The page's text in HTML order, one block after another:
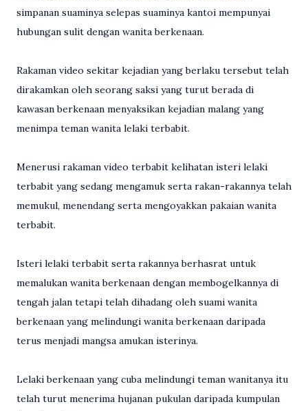
simpanan suaminya selepas suaminya kantoi mempunyai
hubungan sulit dengan wanita berkenaan.
Rakaman video sekitar kejadian yang berlaku tersebut telah
dirakamkan oleh seorang saksi yang turut berada di
kawasan berkenaan menyaksikan kejadian malang yang
menimpa teman wanita lelaki terbabit.
Menerusi rakaman video terbabit kelihatan isteri lelaki
terbabit yang sedang mengamuk serta rakan-rakannya telah
memukul, menendang serta mengoyakkan pakaian wanita
terbabit.
Isteri lelaki terbabit serta rakannya berhasrat untuk
memalukan wanita berkenaan dengan membogelkannya di
tengah jalan tetapi telah dihadang oleh suami wanita
berkenaan yang melindungi wanita berkenaan daripada
terus menjadi mangsa amukan isterinya.
Lelaki berkenaan yang cuba melindungi teman wanitanya itu
telah turut menerima hujanan pukulan daripada kumpulan